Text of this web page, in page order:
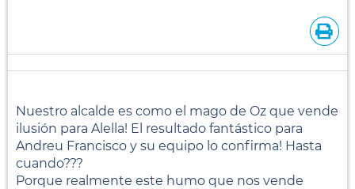
Nuestro alcalde es como el mago de Oz que vende
ilusión para Alella! El resultado fantástico para
Andreu Francisco y su equipo lo confirma! Hasta
cuando???
Porque realmente este humo que nos vende